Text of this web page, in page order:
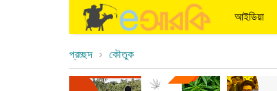
আইডিয়া
প্রচ্ছদ কৌতুক